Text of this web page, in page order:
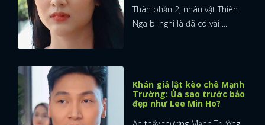
FACEBOOK GOOGLE
Thân phần 2, nhân vật Thiên
Nga bị nghi là đã có vài ...
Khán giả lật kèo chê Mạnh
Trường: Ủa sao trước bảo
đẹp như Lee Min Ho?